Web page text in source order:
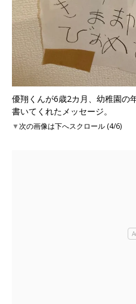
優翔くんが6歳2カ月、幼稚園の
書いてくれたメッセージ。
▼次の画像は下へスクロール (4/6)